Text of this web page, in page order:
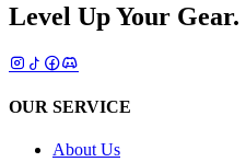
Level Up Your Gear.
OUR SERVICE
About Us